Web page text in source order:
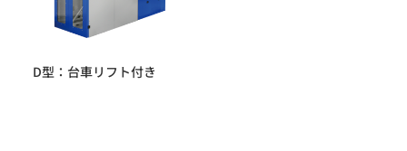
D型：台車リフト付き